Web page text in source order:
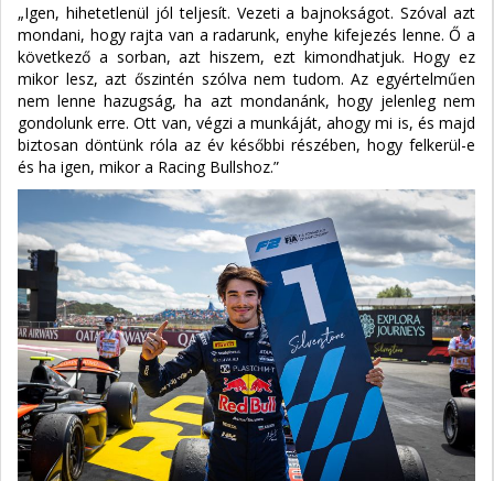
„Igen, hihetetlenül jól teljesít. Vezeti a bajnokságot. Szóval azt
mondani, hogy rajta van a radarunk, enyhe kifejezés lenne. Ő a
következő a sorban, azt hiszem, ezt kimondhatjuk. Hogy ez
mikor lesz, azt őszintén szólva nem tudom. Az egyértelműen
nem lenne hazugság, ha azt mondanánk, hogy jelenleg nem
gondolunk erre. Ott van, végzi a munkáját, ahogy mi is, és majd
biztosan döntünk róla az év későbbi részében, hogy felkerül-e
és ha igen, mikor a Racing Bullshoz.”